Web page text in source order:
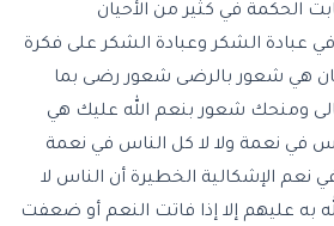
الحكمة في كثير من الأحيان
عبادة الشكر وعبادة الشكر على فكرة
هي شعور بالرضى شعور رضى بما
ومنحك شعور بنعم الله عليك هي
في نعمة ولا لا كل الناس في نعمة
نعم الإشكالية الخطيرة أن الناس لا
به عليهم إلا إذا فاتت النعم أو ضعفت